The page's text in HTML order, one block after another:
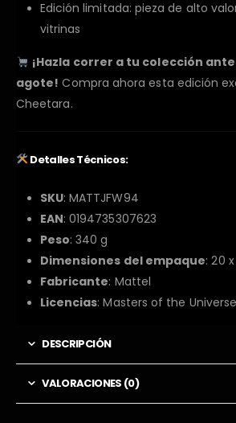
Edición limitada: pieza de alto
vitrinas
¡Hazla correr a tu colección
agote! Compra ahora esta edición
Cheetara.
Detalles Técnicos:
SKU:MATTJFW94
EAN: 0194735307623
Peso: 340 g
Dimensiones del empaque: 20
Fabricante: Mattel
Licencias: Masters of the
DESCRIPCIÓN
VALORACIONES (0)